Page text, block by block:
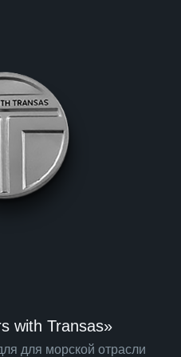
with Transas»
для морской отрасли